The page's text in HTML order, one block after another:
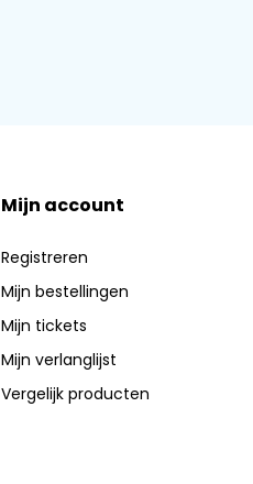
Mijn account
Registreren
Mijn bestellingen
Mijn tickets
Mijn verlanglijst
Vergelijk producten